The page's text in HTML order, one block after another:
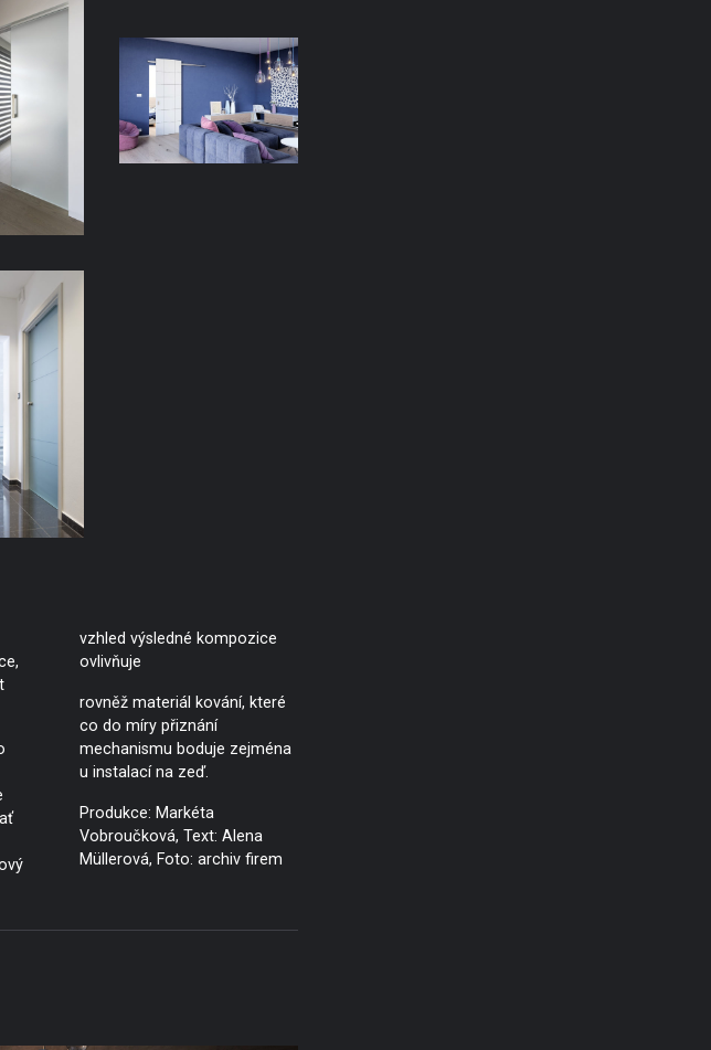
vzhled výsledné kompozice
ovlivňuje
rovněž materiál kování, které
co do míry přiznání
mechanismu boduje zejména
u instalací na zeď.
Produkce: Markéta
Vobroučková, Text: Alena
Müllerová, Foto: archiv firem